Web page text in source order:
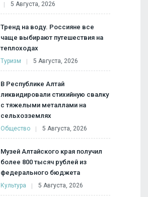
5 Августа, 2026
Тренд на воду. Россияне все
чаще выбирают путешествия на
теплоходах
Туризм 5 Августа, 2026
В Республике Алтай
ликвидировали стихийную свалку
с тяжелыми металлами на
сельхозземлях
Общество 5 Августа, 2026
Музей Алтайского края получил
более 800 тысяч рублей из
федерального бюджета
Культура 5 Августа, 2026